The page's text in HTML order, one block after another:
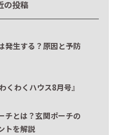
の投稿
発生する？原因と予防
くわくハウス8月号』
チとは？玄関ポーチの
トを解説